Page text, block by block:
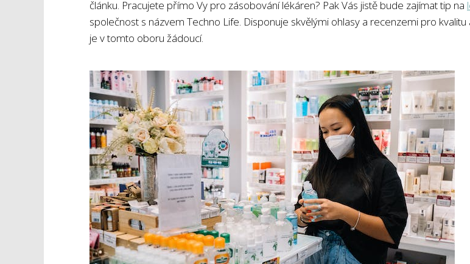
článku. Pracujete přímo Vy pro zásobování lékáren? Pak Vás jistě bude zajímat tip na
společnost s názvem Techno Life. Disponuje skvělými ohlasy a recenzemi pro
je v tomto oboru žádoucí.